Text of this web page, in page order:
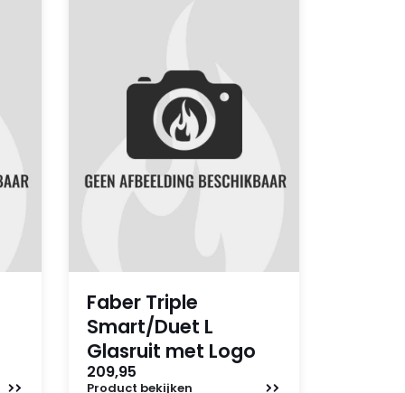
Faber Triple
Smart/Duet L
Glasruit met Logo
209,95
Product bekijken